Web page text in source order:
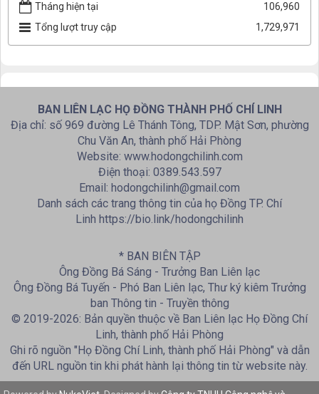
Tháng hiện tại
106,960
Tổng lượt truy cập
1,729,971
BAN LIÊN LẠC HỌ ĐỒNG THÀNH PHỐ CHÍ LINH
Địa chỉ: số 969 đường Lê Thánh Tông, TDP. Mật Sơn, phường
Chu Văn An, thành phố Hải Phòng
Website: www.hodongchilinh.com
Điện thoại: 0389.543.597
Email: hodongchilinh@gmail.com
Danh sách các trang thông tin của họ Đồng TP. Chí
Linh https://bio.link/hodongchilinh
* BAN BIÊN TẬP
Ông Đồng Bá Sáng - Trưởng Ban Liên lạc
Ông Đồng Bá Tuyến - Phó Ban Liên lạc, Thư ký kiêm Trưởng
ban Thông tin - Truyền thông
© 2019-2026: Bản quyền thuộc về Ban Liên lạc Họ Đồng Chí
Linh, thành phố Hải Phòng
Ghi rõ nguồn "Họ Đồng Chí Linh, thành phố Hải Phòng" và dẫn
đến URL nguồn tin khi phát hành lại thông tin từ website này.